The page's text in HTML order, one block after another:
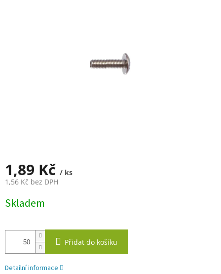
1,89 Kč / ks
1,56 Kč bez DPH
cena:
Skladem
Přidat do košíku
Detailní informace